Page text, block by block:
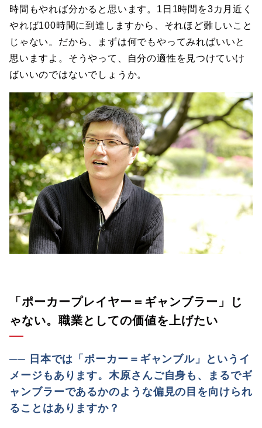
時間もやれば分かると思います。1日1時間を3カ月近く
やれば100時間に到達しますから、それほど難しいこと
じゃない。だから、まずは何でもやってみればいいと
思いますよ。そうやって、自分の適性を見つけていけ
ばいいのではないでしょうか。
「ポーカープレイヤー＝ギャンブラー」じ
ゃない。職業としての価値を上げたい
── 日本では「ポーカー＝ギャンブル」というイ
メージもあります。木原さんご自身も、まるでギ
ャンブラーであるかのような偏見の目を向けられ
ることはありますか？